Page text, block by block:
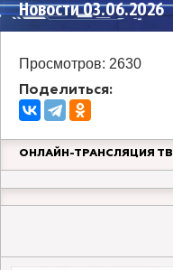
Новости 03.06.2026
Просмотров: 2630
Поделиться:
ОНЛАЙН-ТРАНСЛЯЦИЯ ТВ